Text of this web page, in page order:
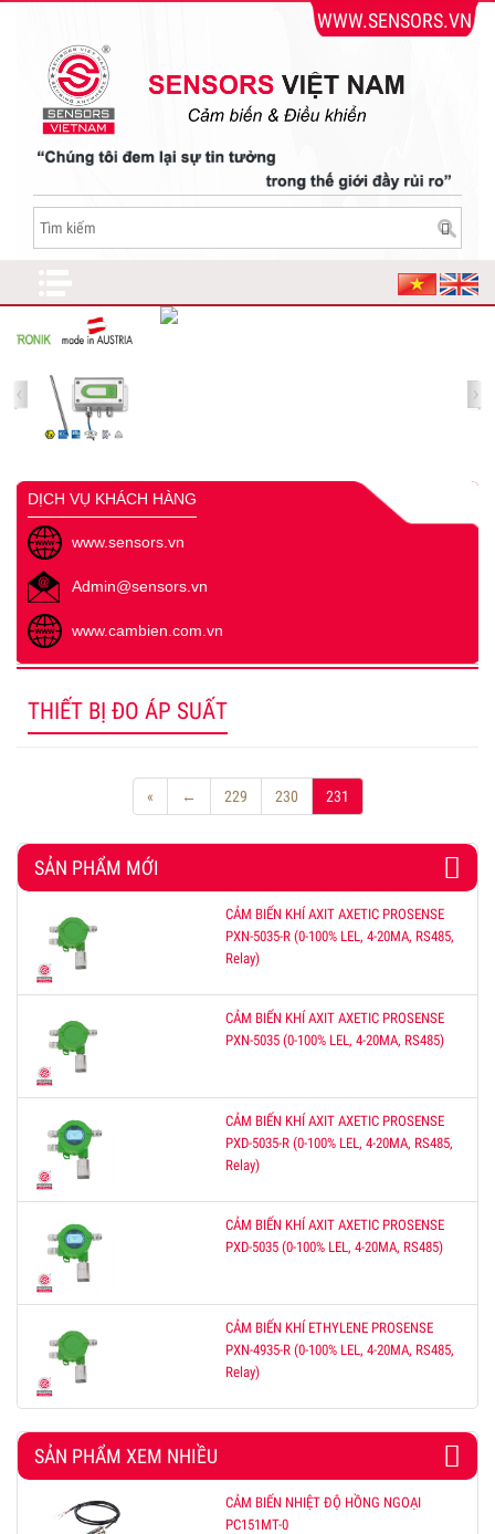
WWW.SENSORS.VN
DỊCH VỤ KHÁCH HÀNG
www.sensors.vn
Admin@sensors.vn
www.cambien.com.vn
THIẾT BỊ ĐO ÁP SUẤT
« ← 229 230 231
SẢN PHẨM MỚI
CẢM BIẾN KHÍ AXIT AXETIC PROSENSE
PXN-5035-R (0-100% LEL, 4-20MA, RS485,
Relay)
CẢM BIẾN KHÍ AXIT AXETIC PROSENSE
PXN-5035 (0-100% LEL, 4-20MA, RS485)
CẢM BIẾN KHÍ AXIT AXETIC PROSENSE
PXD-5035-R (0-100% LEL, 4-20MA, RS485,
Relay)
CẢM BIẾN KHÍ AXIT AXETIC PROSENSE
PXD-5035 (0-100% LEL, 4-20MA, RS485)
CẢM BIẾN KHÍ ETHYLENE PROSENSE
PXN-4935-R (0-100% LEL, 4-20MA, RS485,
Relay)
SẢN PHẨM XEM NHIỀU
CẢM BIẾN NHIỆT ĐỘ HỒNG NGOẠI
PC151MT-0